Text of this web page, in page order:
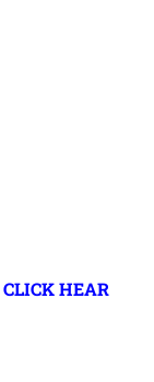
CLICK HEAR